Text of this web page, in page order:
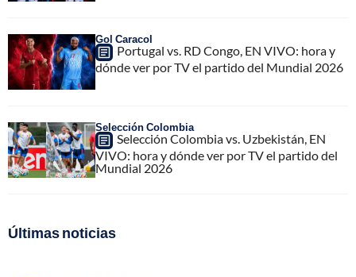
Gol Caracol
Portugal vs. RD Congo, EN VIVO: hora y
dónde ver por TV el partido del Mundial 2026
Selección Colombia
Selección Colombia vs. Uzbekistán, EN
VIVO: hora y dónde ver por TV el partido del
Mundial 2026
Últimas noticias